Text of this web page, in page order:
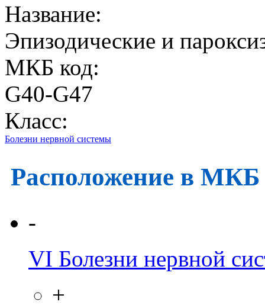
Название:
Эпизодические и
МКБ код:
G40-G47
Класс:
Болезни нервной системы
Расположение в
-
VI Болезни нервной
+